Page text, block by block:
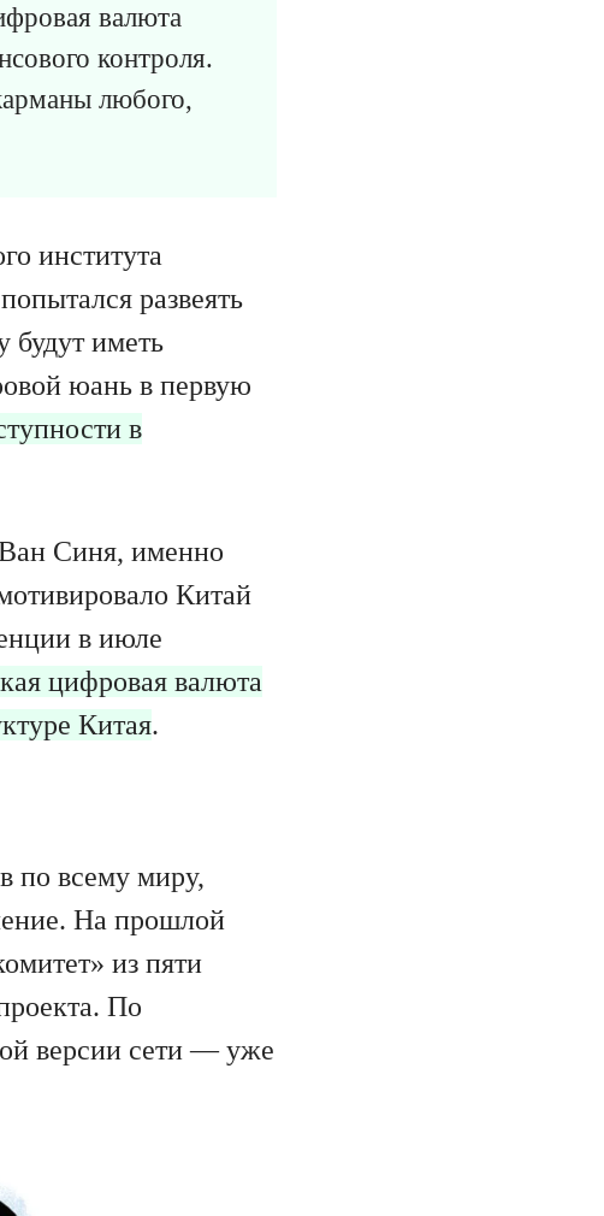
валюта
контроля.
любого,
института
развеять
будут иметь
юань в первую
в
Синя, именно
Китай
в июле
цифровая валюта
Китая.
по всему миру,
На прошлой
из пяти
По
версии сети — уже